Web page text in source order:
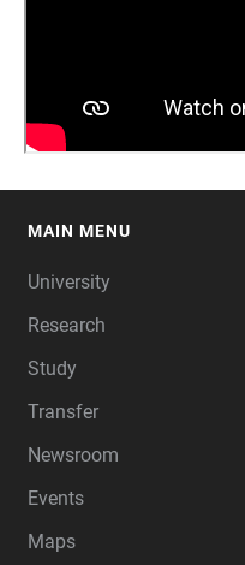
MAIN MENU
University
Research
Study
Transfer
Newsroom
Events
Maps